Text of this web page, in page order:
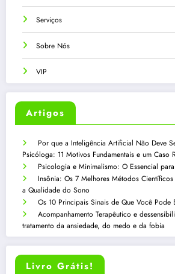
Serviços
Sobre Nós
VIP
Artigos
Por que a Inteligência Artificial Não Deve
Psicóloga: 11 Motivos Fundamentais e um Caso
Psicologia e Minimalismo: O Essencial
Insônia: Os 7 Melhores Métodos
a Qualidade do Sono
Os 10 Principais Sinais de Que Você Pode
Acompanhamento Terapêutico e
tratamento da ansiedade, do medo e da fobia
Livro Grátis!